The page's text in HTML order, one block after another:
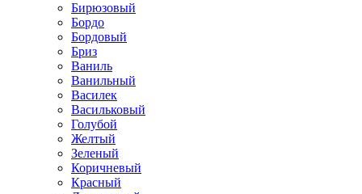
Бирюзовый
Бордо
Бордовый
Бриз
Ваниль
Ванильный
Василек
Васильковый
Голубой
Желтый
Зеленый
Коричневый
Красный